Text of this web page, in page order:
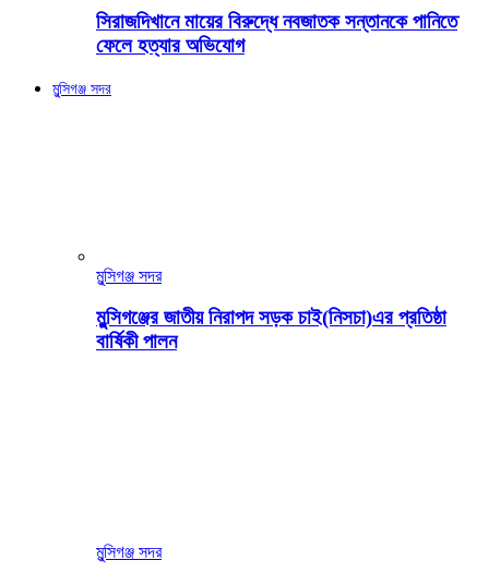
সিরাজদিখানে মায়ের বিরুদ্ধে নবজাতক সন্তানকে পানিতে
ফেলে হত্যার অভিযোগ
মুন্সিগঞ্জ সদর
মুন্সিগঞ্জ সদর
মুন্সিগঞ্জের জাতীয় নিরাপদ সড়ক চাই(নিসচা)এর প্রতিষ্ঠা
বার্ষিকী পালন
মুন্সিগঞ্জ সদর